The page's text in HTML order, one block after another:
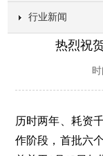
行业新闻
热烈祝
历时两年、耗资
作阶段，首批六